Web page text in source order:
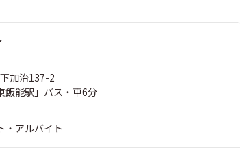
加治137-2
飯能駅」バス・車6分
・アルバイト